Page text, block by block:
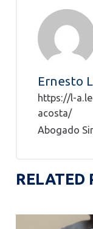
Ernesto
https://l-
acosta/
Abogado
RELATED